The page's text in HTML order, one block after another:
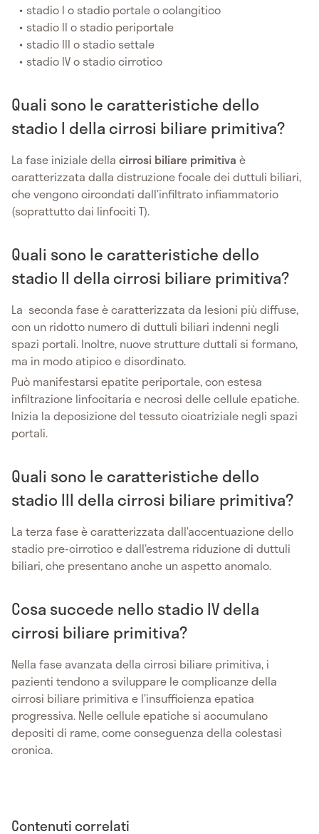
stadio I o stadio portale o colangitico
stadio II o stadio periportale
stadio III o stadio settale
stadio IV o stadio cirrotico
Quali sono le caratteristiche dello
stadio I della cirrosi biliare primitiva?
La fase iniziale della cirrosi biliare primitiva è
caratterizzata dalla distruzione focale dei duttuli biliari,
che vengono circondati dall’infiltrato infiammatorio
(soprattutto dai linfociti T).
Quali sono le caratteristiche dello
stadio II della cirrosi biliare primitiva?
La seconda fase è caratterizzata da lesioni più diffuse,
con un ridotto numero di duttuli biliari indenni negli
spazi portali. Inoltre, nuove strutture duttali si formano,
ma in modo atipico e disordinato.
Può manifestarsi epatite periportale, con estesa
infiltrazione linfocitaria e necrosi delle cellule epatiche.
Inizia la deposizione del tessuto cicatriziale negli spazi
portali.
Quali sono le caratteristiche dello
stadio III della cirrosi biliare primitiva?
La terza fase è caratterizzata dall’accentuazione dello
stadio pre-cirrotico e dall’estrema riduzione di duttuli
biliari, che presentano anche un aspetto anomalo.
Cosa succede nello stadio IV della
cirrosi biliare primitiva?
Nella fase avanzata della cirrosi biliare primitiva, i
pazienti tendono a sviluppare le complicanze della
cirrosi biliare primitiva e l’insufficienza epatica
progressiva. Nelle cellule epatiche si accumulano
depositi di rame, come conseguenza della colestasi
cronica.
Contenuti correlati